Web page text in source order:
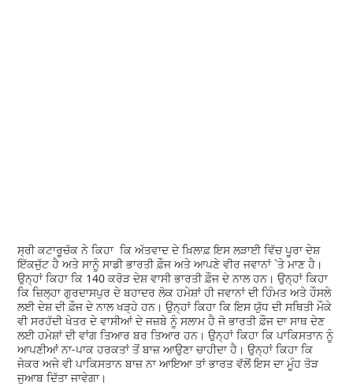
ਸ੍ਰੀ ਕਟਾਰੂਚੱਕ ਨੇ ਕਿਹਾ ਕਿ ਅੱਤਵਾਦ ਦੇ ਖ਼ਿਲਾਫ਼ ਇਸ ਲੜਾਈ ਵਿੱਚ ਪੂਰਾ ਦੇਸ਼
ਇੱਕਜੁੱਟ ਹੈ ਅਤੇ ਸਾਨੂੰ ਸਾਡੀ ਭਾਰਤੀ ਫ਼ੌਜ ਅਤੇ ਆਪਣੇ ਵੀਰ ਜਵਾਨਾਂ `ਤੇ ਮਾਣ ਹੈ।
ਉਨ੍ਹਾਂ ਕਿਹਾ ਕਿ 140 ਕਰੋੜ ਦੇਸ਼ ਵਾਸੀ ਭਾਰਤੀ ਫ਼ੌਜ ਦੇ ਨਾਲ ਹਨ। ਉਨ੍ਹਾਂ ਕਿਹਾ
ਕਿ ਜ਼ਿਲ੍ਹਾ ਗੁਰਦਾਸਪੁਰ ਦੇ ਬਹਾਦਰ ਲੋਕ ਹਮੇਸ਼ਾਂ ਹੀ ਜਵਾਨਾਂ ਦੀ ਹਿੰਮਤ ਅਤੇ ਹੌਸਲੇ
ਲਈ ਦੇਸ਼ ਦੀ ਫ਼ੌਜ ਦੇ ਨਾਲ ਖੜ੍ਹੇ ਹਨ। ਉਨ੍ਹਾਂ ਕਿਹਾ ਕਿ ਇਸ ਯੁੱਧ ਦੀ ਸਥਿਤੀ ਮੌਕੇ
ਵੀ ਸਰਹੱਦੀ ਖੇਤਰ ਦੇ ਵਾਸੀਆਂ ਦੇ ਜਜ਼ਬੇ ਨੂੰ ਸਲਾਮ ਹੈ ਜੋ ਭਾਰਤੀ ਫ਼ੌਜ ਦਾ ਸਾਥ ਦੇਣ
ਲਈ ਹਮੇਸ਼ਾਂ ਦੀ ਵਾਂਗ ਤਿਆਰ ਬਰ ਤਿਆਰ ਹਨ। ਉਨ੍ਹਾਂ ਕਿਹਾ ਕਿ ਪਾਕਿਸਤਾਨ ਨੂੰ
ਆਪਣੀਆਂ ਨਾ-ਪਾਕ ਹਰਕਤਾਂ ਤੋਂ ਬਾਜ਼ ਆਉਣਾ ਚਾਹੀਦਾ ਹੈ। ਉਨ੍ਹਾਂ ਕਿਹਾ ਕਿ
ਜੇਕਰ ਅਜੇ ਵੀ ਪਾਕਿਸਤਾਨ ਬਾਜ਼ ਨਾ ਆਇਆ ਤਾਂ ਭਾਰਤ ਵੱਲੋਂ ਇਸ ਦਾ ਮੂੰਹ ਤੋੜ
ਜੁਆਬ ਦਿੱਤਾ ਜਾਵੇਗਾ।